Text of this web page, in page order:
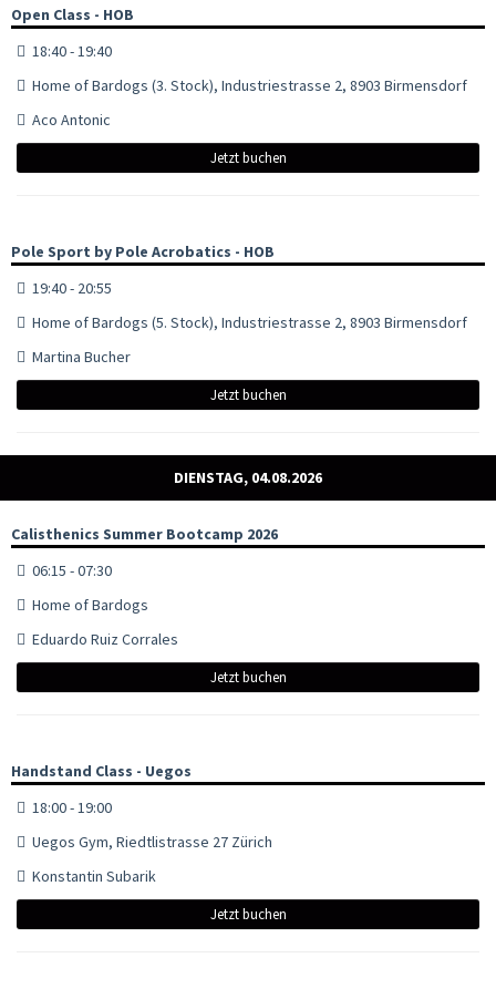
Open Class - HOB
18:40 - 19:40
Home of Bardogs (3. Stock), Industriestrasse 2, 8903 Birmensdorf
Aco Antonic
Jetzt buchen
Pole Sport by Pole Acrobatics - HOB
19:40 - 20:55
Home of Bardogs (5. Stock), Industriestrasse 2, 8903 Birmensdorf
Martina Bucher
Jetzt buchen
DIENSTAG, 04.08.2026
Calisthenics Summer Bootcamp 2026
06:15 - 07:30
Home of Bardogs
Eduardo Ruiz Corrales
Jetzt buchen
Handstand Class - Uegos
18:00 - 19:00
Uegos Gym, Riedtlistrasse 27 Zürich
Konstantin Subarik
Jetzt buchen